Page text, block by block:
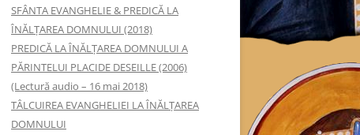
SFÂNTA EVANGHELIE & PREDICĂ LA
ÎNĂLŢAREA DOMNULUI (2018)
PREDICĂ LA ÎNĂLŢAREA DOMNULUI A
PĂRINTELUI PLACIDE DESEILLE (2006)
(Lectură audio – 16 mai 2018)
TÂLCUIREA EVANGHELIEI LA ÎNĂLŢAREA
DOMNULUI